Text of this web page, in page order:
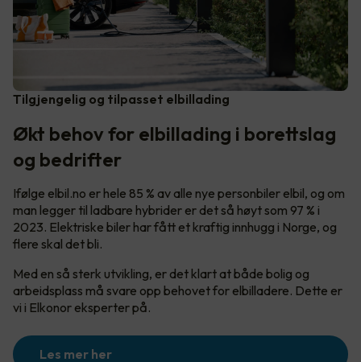
Tilgjengelig og tilpasset elbillading
Økt behov for elbillading i borettslag
og bedrifter
Ifølge elbil.no er hele 85 % av alle nye personbiler elbil, og om
man legger til ladbare hybrider er det så høyt som 97 % i
2023. Elektriske biler har fått et kraftig innhugg i Norge, og
flere skal det bli.
Med en så sterk utvikling, er det klart at både bolig og
arbeidsplass må svare opp behovet for elbilladere. Dette er
vi i Elkonor eksperter på.
Les mer her